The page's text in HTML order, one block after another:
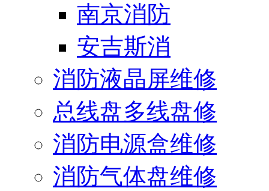
南京消防
安吉斯消
消防液晶屏维修
总线盘多线盘修
消防电源盒维修
消防气体盘维修